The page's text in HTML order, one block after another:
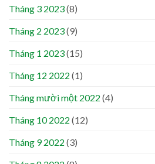
Tháng 3 2023(8)
Tháng 2 2023(9)
Tháng 1 2023(15)
Tháng 12 2022 (1)
Tháng mười một 2022 (4)
Tháng 10 2022 (12)
Tháng 9 2022 (3)